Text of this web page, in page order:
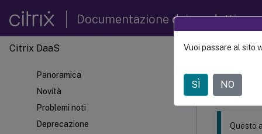
Documentazione dei prodotti
Citrix DaaS
Panoramica
Novità
Problemi noti
Deprecazione
Questo
Questo
Vuoi passare al sito
SÌ NO